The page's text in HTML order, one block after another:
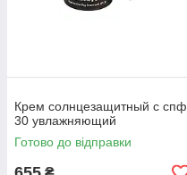
Крем солнцезащитный с спф
30 увлажняющий
Готово до відправки